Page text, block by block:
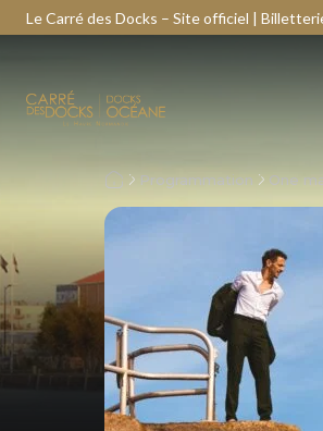
Le Carré des Docks – Site officiel |
Programmation One